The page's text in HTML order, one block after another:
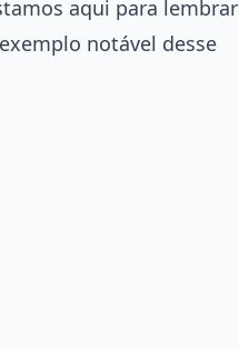
aqui para lembrar
notável desse